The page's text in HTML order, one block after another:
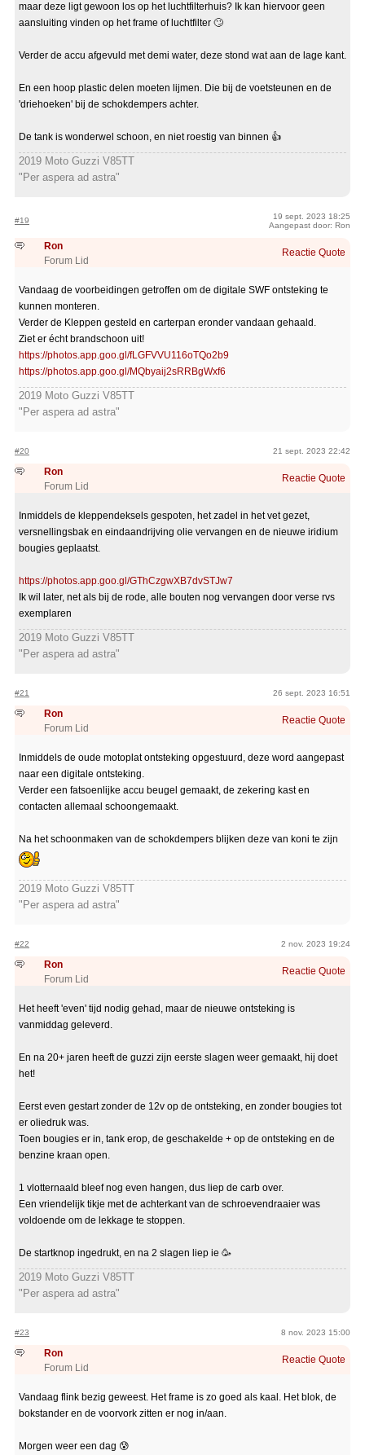
maar deze ligt gewoon los op het luchtfilterhuis? Ik kan hiervoor geen
aansluiting vinden op het frame of luchtfilter 🙄
Verder de accu afgevuld met demi water, deze stond wat aan de lage kant.
En een hoop plastic delen moeten lijmen. Die bij de voetsteunen en de
'driehoeken' bij de schokdempers achter.
De tank is wonderwel schoon, en niet roestig van binnen 👍
2019 Moto Guzzi V85TT
"Per aspera ad astra"
#19
19 sept. 2023 18:25
Aangepast door: Ron
Ron
Forum Lid
Reactie Quote
Vandaag de voorbeidingen getroffen om de digitale SWF ontsteking te
kunnen monteren.
Verder de Kleppen gesteld en carterpan eronder vandaan gehaald.
Ziet er écht brandschoon uit!
https://photos.app.goo.gl/fLGFVVU116oTQo2b9
https://photos.app.goo.gl/MQbyaij2sRRBgWxf6
2019 Moto Guzzi V85TT
"Per aspera ad astra"
#20 21 sept. 2023 22:42
Ron
Forum Lid
Reactie Quote
Inmiddels de kleppendeksels gespoten, het zadel in het vet gezet,
versnellingsbak en eindaandrijving olie vervangen en de nieuwe iridium
bougies geplaatst.
https://photos.app.goo.gl/GThCzgwXB7dvSTJw7
Ik wil later, net als bij de rode, alle bouten nog vervangen door verse rvs
exemplaren
2019 Moto Guzzi V85TT
"Per aspera ad astra"
#21 26 sept. 2023 16:51
Ron
Forum Lid
Reactie Quote
Inmiddels de oude motoplat ontsteking opgestuurd, deze word aangepast
naar een digitale ontsteking.
Verder een fatsoenlijke accu beugel gemaakt, de zekering kast en
contacten allemaal schoongemaakt.
Na het schoonmaken van de schokdempers blijken deze van koni te zijn
2019 Moto Guzzi V85TT
"Per aspera ad astra"
#22 2 nov. 2023 19:24
Ron
Forum Lid
Reactie Quote
Het heeft 'even' tijd nodig gehad, maar de nieuwe ontsteking is
vanmiddag geleverd.
En na 20+ jaren heeft de guzzi zijn eerste slagen weer gemaakt, hij doet
het!
Eerst even gestart zonder de 12v op de ontsteking, en zonder bougies tot
er oliedruk was.
Toen bougies er in, tank erop, de geschakelde + op de ontsteking en de
benzine kraan open.
1 vlotternaald bleef nog even hangen, dus liep de carb over.
Een vriendelijk tikje met de achterkant van de schroevendraaier was
voldoende om de lekkage te stoppen.
De startknop ingedrukt, en na 2 slagen liep ie 🥳
2019 Moto Guzzi V85TT
"Per aspera ad astra"
#23 8 nov. 2023 15:00
Ron
Forum Lid
Reactie Quote
Vandaag flink bezig geweest. Het frame is zo goed als kaal. Het blok, de
bokstander en de voorvork zitten er nog in/aan.
Morgen weer een dag 😰